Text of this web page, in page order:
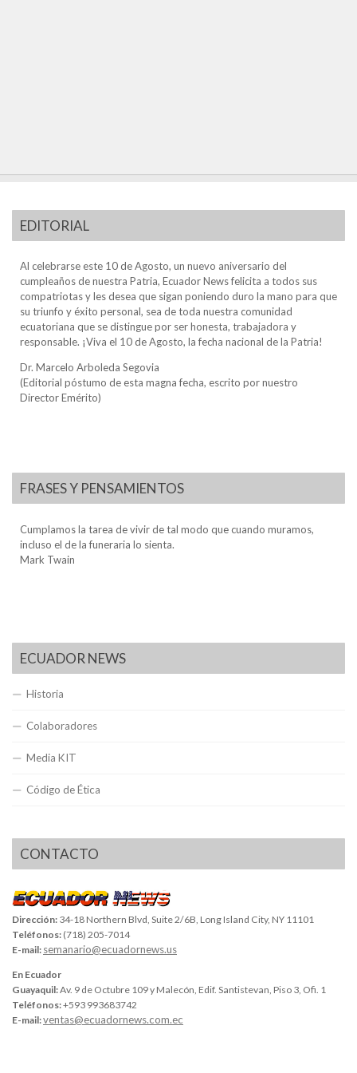
EDITORIAL
Al celebrarse este 10 de Agosto, un nuevo aniversario del
cumpleaños de nuestra Patria, Ecuador News felicita a todos sus
compatriotas y les desea que sigan poniendo duro la mano para que
su triunfo y éxito personal, sea de toda nuestra comunidad
ecuatoriana que se distingue por ser honesta, trabajadora y
responsable. ¡Viva el 10 de Agosto, la fecha nacional de la Patria!
Dr. Marcelo Arboleda Segovia
(Editorial póstumo de esta magna fecha, escrito por nuestro
Director Emérito)
FRASES Y PENSAMIENTOS
Cumplamos la tarea de vivir de tal modo que cuando muramos,
incluso el de la funeraria lo sienta.
Mark Twain
ECUADOR NEWS
Historia
Colaboradores
Media KIT
Código de Ética
CONTACTO
Dirección: 34-18 Northern Blvd, Suite 2/6B, Long Island City, NY 11101
Teléfonos: (718) 205-7014
E-mail: semanario@ecuadornews.us
En Ecuador
Guayaquil:Av. 9 de Octubre 109 y Malecón, Edif. Santistevan, Piso 3, Ofi. 1
Teléfonos:+593 993683742
E-mail:ventas@ecuadornews.com.ec